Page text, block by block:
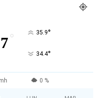
° 35.9°
34.4°
0 %